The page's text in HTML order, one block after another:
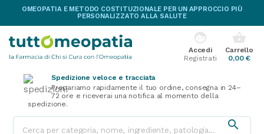
OMEOPATIA E METODO COSTITUZIONALE PER UN APPROCCIO PIÙ
PERSONALIZZATO ALLA SALUTE
shopping_basket
Carrello
0,00 €
face
Accedi
Registrati
Spedizione veloce e tracciata
Prepariamo rapidamente il tuo ordine, consegna in 24–
72 ore e riceverai una notifica al momento della
spedizione.
